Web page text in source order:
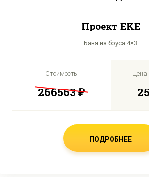
Проект EKE
Баня из бруса 4×3
Стоимость
266563 ₽
Цена
ПОДРОБНЕЕ